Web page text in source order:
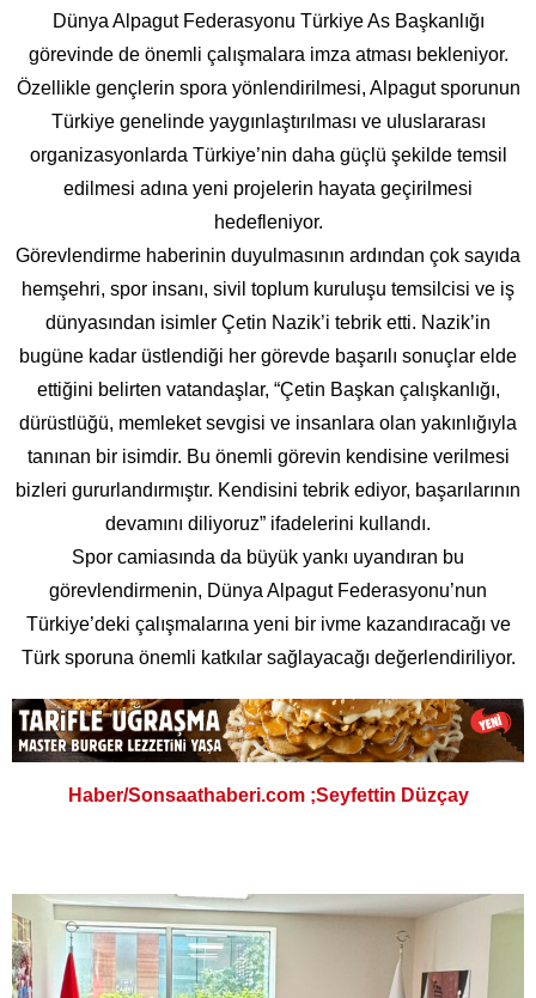
Dünya Alpagut Federasyonu Türkiye As Başkanlığı
görevinde de önemli çalışmalara imza atması bekleniyor.
Özellikle gençlerin spora yönlendirilmesi, Alpagut sporunun
Türkiye genelinde yaygınlaştırılması ve uluslararası
organizasyonlarda Türkiye’nin daha güçlü şekilde temsil
edilmesi adına yeni projelerin hayata geçirilmesi
hedefleniyor.
Görevlendirme haberinin duyulmasının ardından çok sayıda
hemşehri, spor insanı, sivil toplum kuruluşu temsilcisi ve iş
dünyasından isimler Çetin Nazik’i tebrik etti. Nazik’in
bugüne kadar üstlendiği her görevde başarılı sonuçlar elde
ettiğini belirten vatandaşlar, “Çetin Başkan çalışkanlığı,
dürüstlüğü, memleket sevgisi ve insanlara olan yakınlığıyla
tanınan bir isimdir. Bu önemli görevin kendisine verilmesi
bizleri gururlandırmıştır. Kendisini tebrik ediyor, başarılarının
devamını diliyoruz” ifadelerini kullandı.
Spor camiasında da büyük yankı uyandıran bu
görevlendirmenin, Dünya Alpagut Federasyonu’nun
Türkiye’deki çalışmalarına yeni bir ivme kazandıracağı ve
Türk sporuna önemli katkılar sağlayacağı değerlendiriliyor.
Haber/Sonsaathaberi.com ;Seyfettin Düzçay